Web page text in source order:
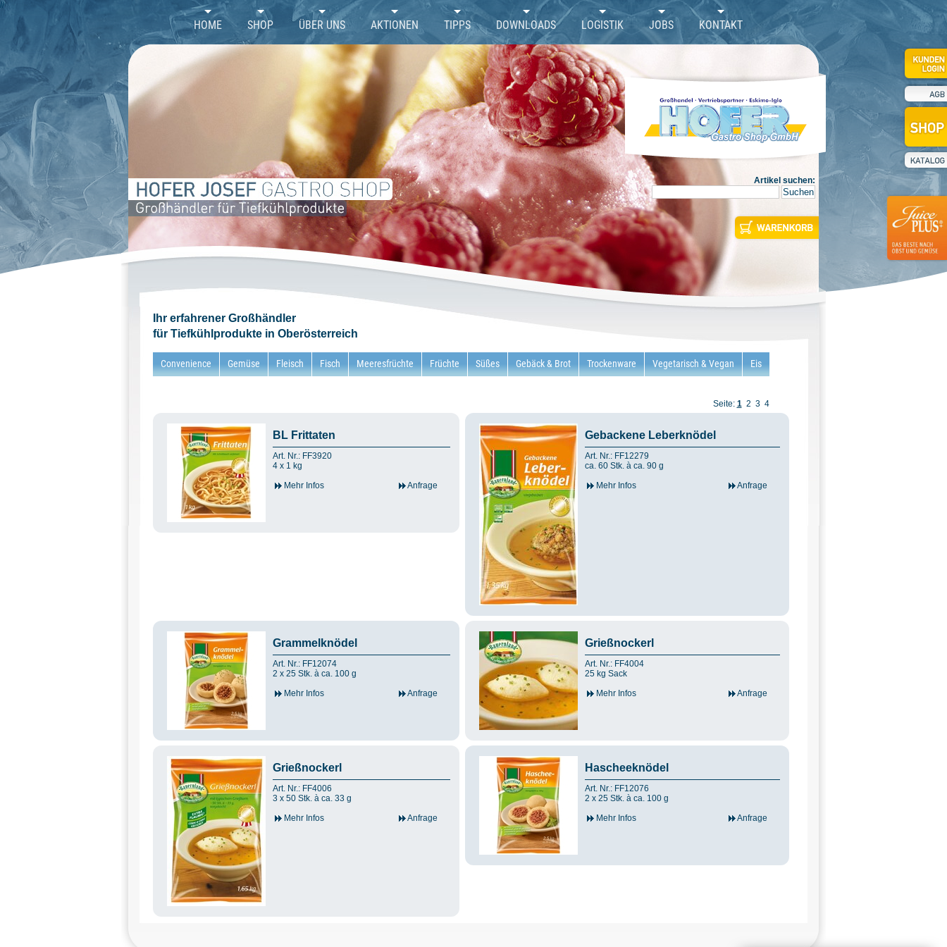
//
HOME SHOP ÜBER UNS AKTIONEN TIPPS DOWNLOADS LOGISTIK JOBS KONTAKT
Artikel suchen:
Ihr erfahrener Großhändler
für Tiefkühlprodukte in Oberösterreich
Convenience Gemüse Fleisch Fisch Meeresfrüchte Früchte Süßes Gebäck & Brot Trockenware Vegetarisch & Vegan Eis
Seite: 1 2 3 4
BL Frittaten
Art. Nr.: FF3920
4 x 1 kg
Mehr Infos
Anfrage
Gebackene Leberknödel
Art. Nr.: FF12279
ca. 60 Stk. à ca. 90 g
Mehr Infos
Anfrage
Grammelknödel
Art. Nr.: FF12074
2 x 25 Stk. à ca. 100 g
Mehr Infos
Anfrage
Grießnockerl
Art. Nr.: FF4004
25 kg Sack
Mehr Infos
Anfrage
Grießnockerl
Art. Nr.: FF4006
3 x 50 Stk. à ca. 33 g
Mehr Infos
Anfrage
Hascheeknödel
Art. Nr.: FF12076
2 x 25 Stk. à ca. 100 g
Mehr Infos
Anfrage